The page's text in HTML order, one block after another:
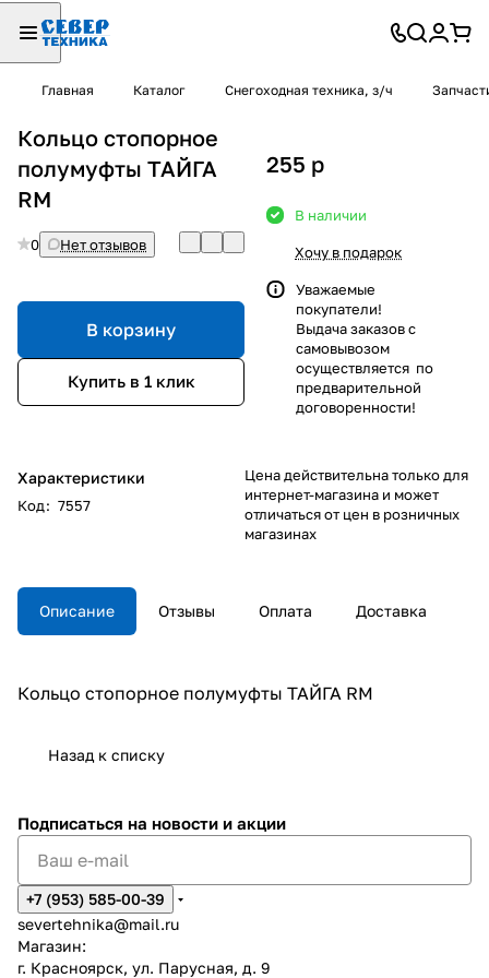
Главная Каталог Снегоходная техника, з/ч
Кольцо стопорное
полумуфты ТАЙГА
RM
0 Нет отзывов
В корзину
Купить в 1 клик
Характеристики
Код: 7557
255 p
В наличии
Хочу в подарок
Уважаемые
покупатели!
Выдача заказов с
самовывозом
осуществляется по
предварительной
договоренности!
Цена действительна только для
интернет-магазина и может
отличаться от цен в розничных
магазинах
Описание Отзывы Оплата Доставка
Кольцо стопорное полумуфты ТАЙГА RM
Назад к списку
Подписаться на новости и акции
+7 (953) 585-00-39
severtehnika@mail.ru
Магазин:
г. Красноярск, ул. Парусная, д. 9